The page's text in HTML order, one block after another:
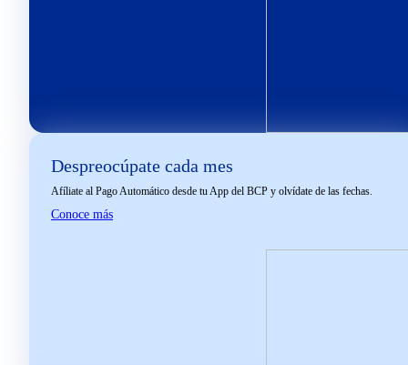
Despreocúpate cada mes​
Afíliate al Pago Automático desde tu App del BCP y olvídate de las fechas.
Conoce más